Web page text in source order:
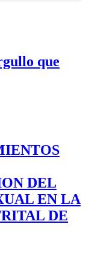
que
DEL
EN LA
DE